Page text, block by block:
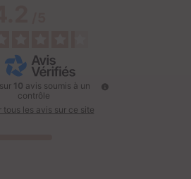
10 avis soumis à un
contrôle
tous les avis sur ce site